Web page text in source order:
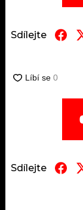
Sdílejte
Sdílejte